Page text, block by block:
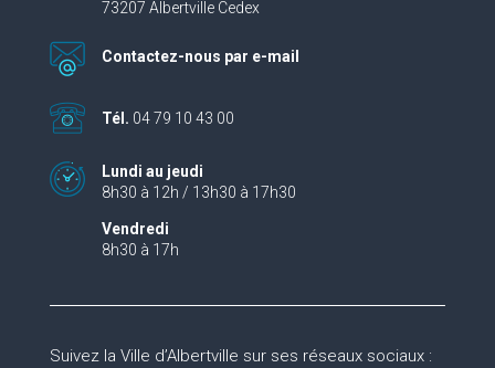
73207 Albertville Cedex
Contactez-nous par e-mail
Tél. 04 79 10 43 00
Lundi au jeudi
8h30 à 12h / 13h30 à 17h30
Vendredi
8h30 à 17h
Suivez la Ville d’Albertville sur ses réseaux sociaux :